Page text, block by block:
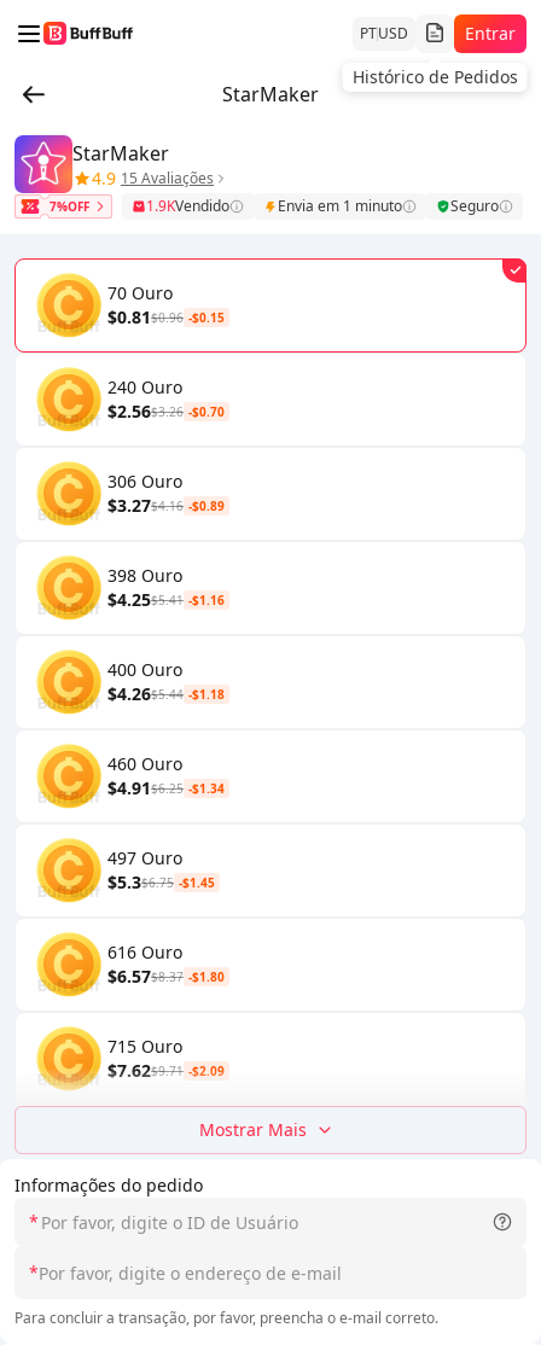
PTUSD
Histórico de Pedidos
Entrar
StarMaker
Informações do pedido
*
*
Para concluir a transação, por favor, preencha o e-mail correto.
StarMaker
4.9 15 Avaliações
7%OFF 1.9KVendido Envia em 1 minuto Seguro
70 Ouro
$0.81$0.96 -$0.15
240 Ouro
$2.56$3.26 -$0.70
306 Ouro
$3.27$4.16 -$0.89
398 Ouro
$4.25$5.41 -$1.16
400 Ouro
$4.26$5.44 -$1.18
460 Ouro
$4.91$6.25 -$1.34
497 Ouro
$5.3$6.75 -$1.45
616 Ouro
$6.57$8.37 -$1.80
715 Ouro
$7.62$9.71 -$2.09
Mostrar Mais